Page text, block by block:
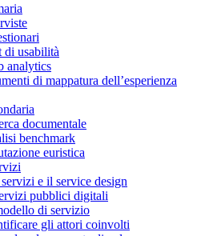
di usabilità
analytics
di mappatura dell’esperienza
documentale
benchmark
euristica
e il service design
pubblici digitali
di servizio
gli attori coinvolti